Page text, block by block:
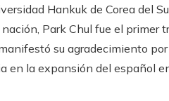
Hankuk de Corea del
Park Chul fue el primer
su agradecimiento
en la expansión del español